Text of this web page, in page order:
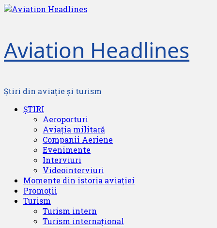
Skip
Aviation Headlines
Știri din aviație și turism
Primary
ȘTIRI
Aeroporturi
Aviația militară
Companii Aeriene
Evenimente
Interviuri
Videointerviuri
Momente din istoria aviației
Promoții
Turism
Turism intern
Turism internațional